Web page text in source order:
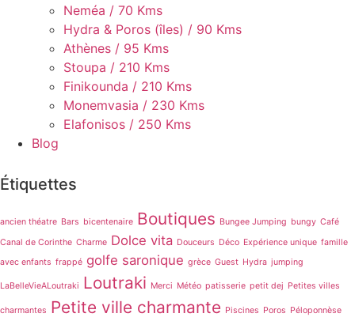
Neméa / 70 Kms
Hydra & Poros (îles) / 90 Kms
Athènes / 95 Kms
Stoupa / 210 Kms
Finikounda / 210 Kms
Monemvasia / 230 Kms
Elafonisos / 250 Kms
Blog
Étiquettes
ancien théatre Bars bicentenaire Boutiques Bungee Jumping bungy Café
Canal de Corinthe Charme Dolce vita Douceurs Déco Expérience unique famille
avec enfants frappé golfe saronique grèce Guest Hydra jumping
LaBelleVieALoutraki Loutraki Merci Météo patisserie petit dej Petites villes
charmantes Petite ville charmante Piscines Poros Péloponnèse